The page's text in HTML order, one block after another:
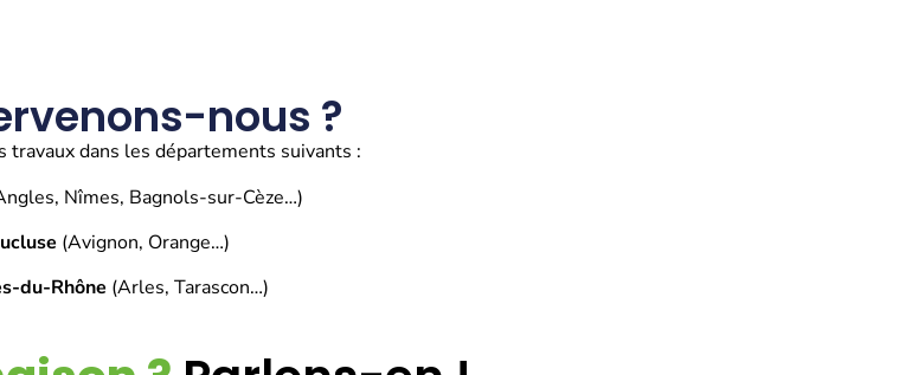
nous ?
travaux dans les départements suivants :
Nîmes, Bagnols-sur-Cèze…)
(Avignon, Orange…)
du-Rhône (Arles, Tarascon…)